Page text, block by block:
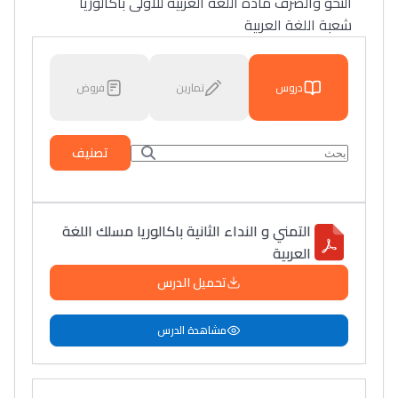
شعبة اللغة العربية
دروس تمارين فروض
تصنيف
التمني و النداء الثانية باكالوريا مسلك اللغة
العربية
تحميل الدرس
مشاهدة الدرس